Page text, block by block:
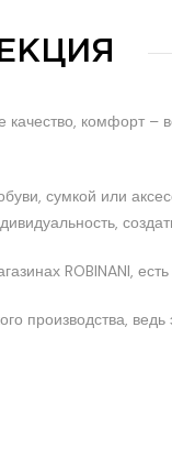
комфорт –
сумкой или
ROBINANI,
производства,